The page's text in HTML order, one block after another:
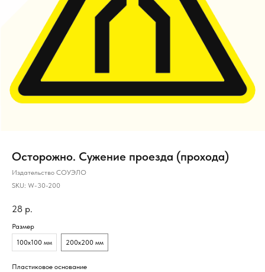
Осторожно. Сужение проезда (прохода)
Издательство СОУЭЛО
SKU: W-30-200
28 р.
Размер
100х100 мм
200х200 мм
Пластиковое основание